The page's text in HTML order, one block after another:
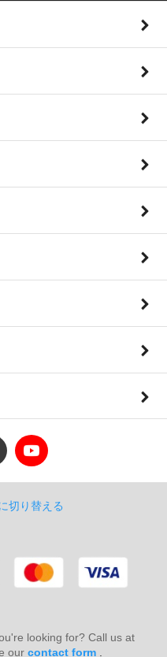
切り替える
looking for? Call us at
our contact form.